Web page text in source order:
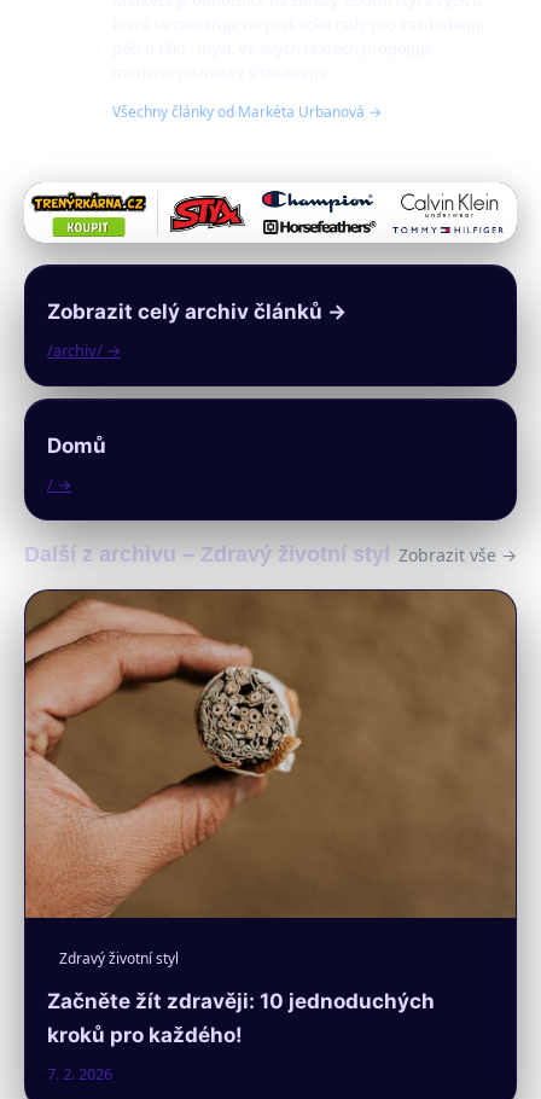
Všechny články od Markéta Urbanová →
Zobrazit celý archiv článků →
/archiv/ →
Domů
/ →
Další z archivu – Zdravý životní styl Zobrazit vše →
Zdravý životní styl
Začněte žít zdravěji: 10 jednoduchých
kroků pro každého!
7. 2. 2026